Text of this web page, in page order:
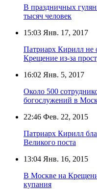
В праздничных
тысяч человек
15:03 Янв. 17, 2017
Патриарх Кирилл не
Крещение из-за
16:02 Янв. 5, 2017
Около 500
богослужений в
22:46 Фев. 22, 2015
Патриарх Кирилл
Великого поста
13:04 Янв. 16, 2015
В Москве на
купания